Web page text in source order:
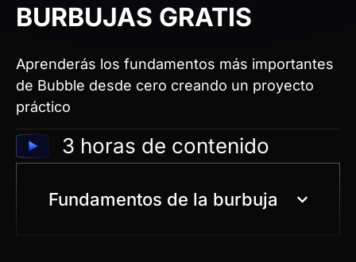
BURBUJAS GRATIS
Aprenderás los fundamentos más importantes
de Bubble desde cero creando un proyecto
práctico
3 horas de contenido
Fundamentos de la burbuja